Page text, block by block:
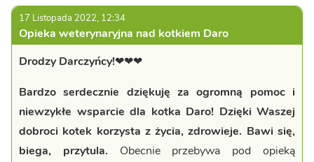
17 Listopada 2022, 12:34
Opieka weterynaryjna nad kotkiem Daro
Drodzy Darczyńcy!❤❤❤
Bardzo serdecznie dziękuję za ogromną pomoc i
niewzykłe wsparcie dla kotka Daro! Dzięki Waszej
dobroci kotek korzysta z życia, zdrowieje. Bawi się,
biega, przytula. Obecnie przebywa pod opieką